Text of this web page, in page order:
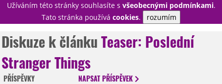
Užíváním této stránky souhlasíte s všeobecnými podmínkami.
Tato stránka používá cookies. rozumím
PŘIHLÁSIT
NOVINKY
TÉMATA
Diskuze k článkuTeaser: Poslední
Stranger Things
PŘÍSPĚVKY NAPSATPŘÍSPĚVEK